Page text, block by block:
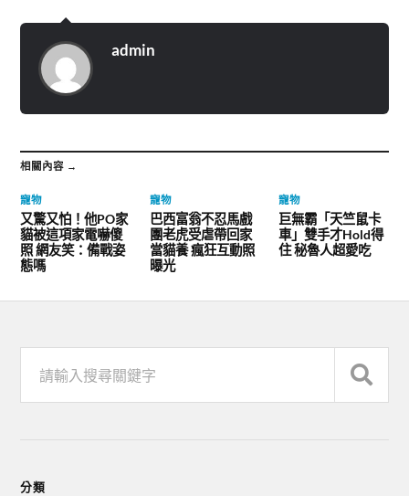
admin
相關內容 →
寵物
又驚又怕！他PO家
貓被這項家電嚇傻
照 網友笑：備戰姿
態嗎
寵物
巴西富翁不忍馬戲
團老虎受虐帶回家
當貓養 瘋狂互動照
曝光
寵物
巨無霸「天竺鼠卡
車」雙手才Hold得
住 秘魯人超愛吃
分類